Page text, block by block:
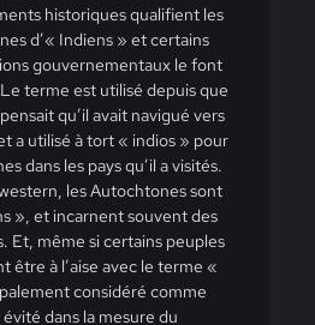
historiques qualifient les
d’« Indiens » et certains
gouvernementaux le font
terme est utilisé depuis que
qu’il avait navigué vers
a utilisé à tort « indios » pour
dans les pays qu’il a visités.
les Autochtones sont
», et incarnent souvent des
Et, même si certains peuples
être à l’aise avec le terme «
considéré comme
dans la mesure du